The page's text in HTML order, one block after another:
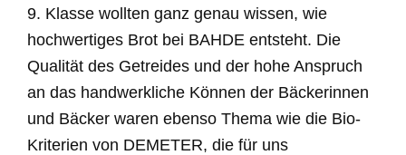
9. Klasse wollten ganz genau wissen, wie
hochwertiges Brot bei BAHDE entsteht. Die
Qualität des Getreides und der hohe Anspruch
an das handwerkliche Können der Bäckerinnen
und Bäcker waren ebenso Thema wie die Bio-
Kriterien von DEMETER, die für uns